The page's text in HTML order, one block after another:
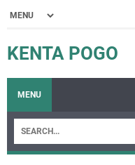
KENTA POGO
MENU